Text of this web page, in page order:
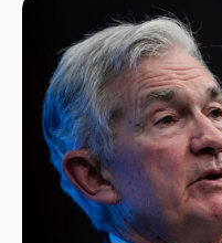
가자지구 근처 이스라엘 진지와
함락당했고, 하마스의 미사일 발
압도했다고 밝혔습니다. 익명을
로이터에 "하마스는 데이터 등 흔
있었다”면서 “아니면 단서가 있
신호는 계속 있었을 것”이라고
도시인 분석은 어려워이스라엘의
평가받아왔습니다. 얼굴 인식 소
전자통신 도청 등 최첨단 기술로
바우어(Robert Bauer) 네덜란드
근교의 혁신적인 군사시설을 참